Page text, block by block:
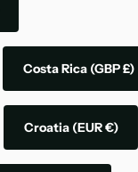
Costa Rica (GBP £)
Croatia (EUR €)